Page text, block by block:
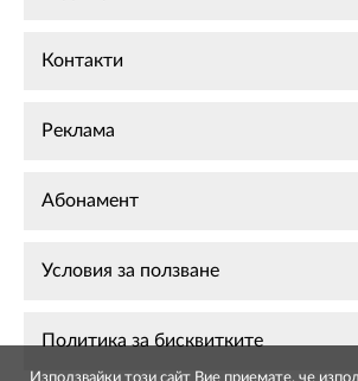
Контакти
Реклама
Абонамент
Условия за ползване
Политика за бисквитките